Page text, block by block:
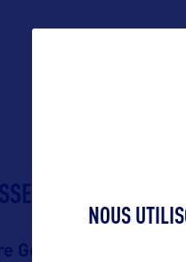
Georgia
NOUS